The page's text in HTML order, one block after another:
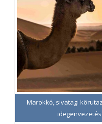
Marokkó, sivatagi